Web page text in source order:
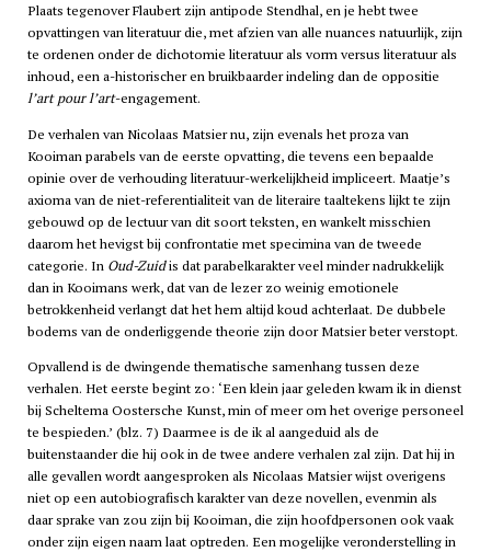
Plaats tegenover Flaubert zijn antipode Stendhal, en je hebt twee
opvattingen van literatuur die, met afzien van alle nuances natuurlijk, zijn
te ordenen onder de dichotomie literatuur als vorm versus literatuur als
inhoud, een a-historischer en bruikbaarder indeling dan de oppositie
l’art pour l’art-engagement.
De verhalen van Nicolaas Matsier nu, zijn evenals het proza van
Kooiman parabels van de eerste opvatting, die tevens een bepaalde
opinie over de verhouding literatuur-werkelijkheid impliceert. Maatje’s
axioma van de niet-referentialiteit van de literaire taaltekens lijkt te zijn
gebouwd op de lectuur van dit soort teksten, en wankelt misschien
daarom het hevigst bij confrontatie met specimina van de tweede
categorie. In Oud-Zuidis dat parabelkarakter veel minder nadrukkelijk
dan in Kooimans werk, dat van de lezer zo weinig emotionele
betrokkenheid verlangt dat het hem altijd koud achterlaat. De dubbele
bodems van de onderliggende theorie zijn door Matsier beter verstopt.
Opvallend is de dwingende thematische samenhang tussen deze
verhalen. Het eerste begint zo: ‘Een klein jaar geleden kwam ik in dienst
bij Scheltema Oostersche Kunst, min of meer om het overige personeel
te bespieden.’ (blz. 7) Daarmee is de ik al aangeduid als de
buitenstaander die hij ook in de twee andere verhalen zal zijn. Dat hij in
alle gevallen wordt aangesproken als Nicolaas Matsier wijst overigens
niet op een autobiografisch karakter van deze novellen, evenmin als
daar sprake van zou zijn bij Kooiman, die zijn hoofdpersonen ook vaak
onder zijn eigen naam laat optreden. Een mogelijke veronderstelling in